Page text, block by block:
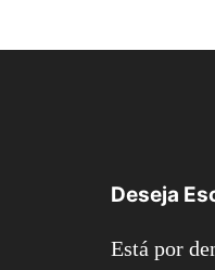
Deseja
Está por